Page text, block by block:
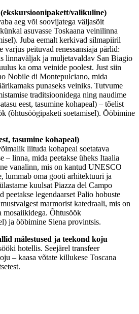
valikuline)
aeg või soovijatega väljasõit
asuvasse Toskaana veinilinna
Juba eemalt kerkivad silmapiiril
peituvad renessansiaja pärlid:
linnaväljak ja muljetavaldav San Biagio
ka oma veinide poolest. Just siin
Nobile di Montepulciano, mida
punaseks veiniks. Tutvume
traditsioonidega ning naudime
eest, tasumine kohapeal) – tõelist
(õhtusöögipaketi soetamisel). Ööbimine
tasumine kohapeal)
liituda kohapeal soetatava
– linna, mida peetakse üheks Itaalia
vanalinn, mis on kantud UNESCO
lummab oma gooti arhitektuuri ja
kuulsat Piazza del Campo
peetakse legendaarset Palio hobuste
marmorist katedraali, mis on
mosaiikidega. Õhtusöök
ja ööbimine Siena provintsis.
mälestused ja teekond koju
hotellis. Seejärel transfeer
– kaasa võtate killukese Toscana